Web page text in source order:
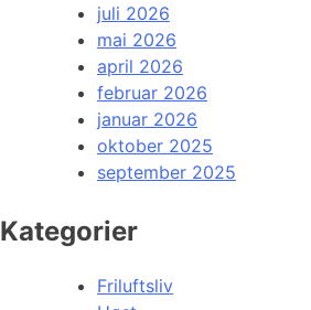
juli 2026
mai 2026
april 2026
februar 2026
januar 2026
oktober 2025
september 2025
Kategorier
Friluftsliv